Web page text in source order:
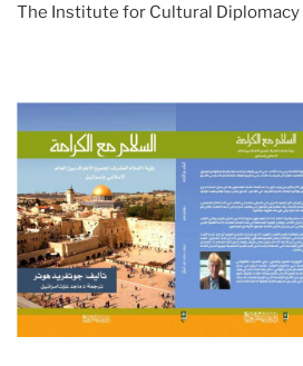
The Institute for Cultural Diplomacy